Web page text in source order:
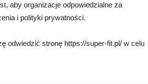
aby organizacje odpowiedzialne za
i polityki prywatności.
odwiedzić stronę https://super-fit.pl/ w celu